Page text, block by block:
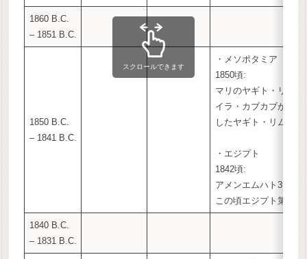
1860 B.C.
– 1851 B.C.
1850 B.C.
– 1841 B.C.
・メソポタミア
1850頃:
マリのヤギト・リム
イラ・カブカブが衝突
したヤギト・リムが
・エジプト
1842頃:
アメンエムハト3世が
この頃エジプト第12
1840 B.C.
– 1831 B.C.
スクロールできます